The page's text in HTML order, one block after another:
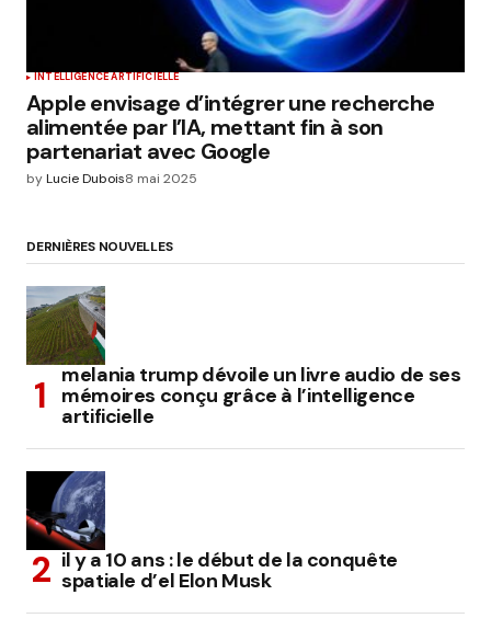
INTELLIGENCE ARTIFICIELLE
Apple envisage d’intégrer une recherche
alimentée par l’IA, mettant fin à son
partenariat avec Google
byLucie Dubois8 mai 2025
DERNIÈRES NOUVELLES
melania trump dévoile un livre audio de ses
mémoires conçu grâce à l’intelligence
artificielle
il y a 10 ans : le début de la conquête
spatiale d’el Elon Musk